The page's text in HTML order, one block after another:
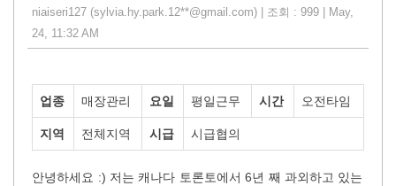
niaiseri127 (sylvia.hy.park.12**@gmail.com) | 조회 : 999 | May,
24, 11:32 AM
업종 매장관리 요일 평일근무 시간 오전타임
지역 전체지역 시급 시급협의
안녕하세요 :) 저는 캐나다 토론토에서 6년 째 과외하고 있는